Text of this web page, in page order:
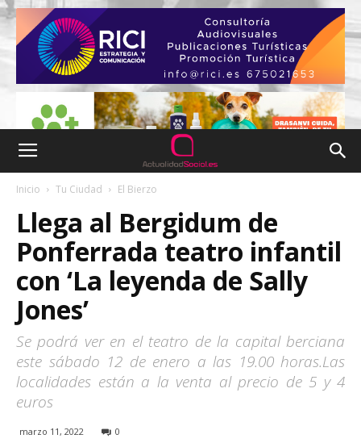
Inicio Tu Ciudad El Bierzo
Llega al Bergidum de
Ponferrada teatro infantil
con ‘La leyenda de Sally
Jones’
Se podrá ver en el teatro de la capital berciana
este sábado 12 de enero a las 19.00 horas.Las
localidades están a la venta al precio de 5 y 4
euros
marzo 11, 2022 0